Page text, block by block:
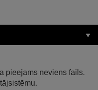
pieejams neviens fails.